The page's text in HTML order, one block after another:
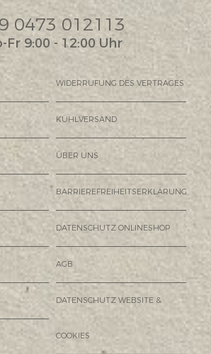
0473 012113
Fr 9:00 - 12:00 Uhr
WIDERRUFUNG DES VERTRAGES
KÜHLVERSAND
ÜBER UNS
BARRIEREFREIHEITSERKLÄRUNG
DATENSCHUTZ ONLINESHOP
AGB
DATENSCHUTZ WEBSITE &
COOKIES